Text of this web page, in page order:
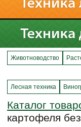
Животноводство
Лесная техника
Каталог
картофеля